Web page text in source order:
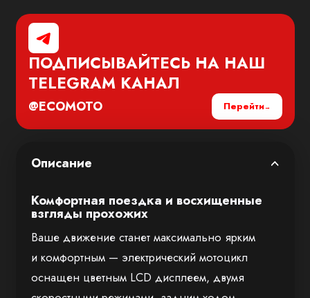
ПОДПИСЫВАЙТЕСЬ НА НАШ
TELEGRAMКАНАЛ
@ECOMOTO Перейти
Описание
Комфортная поездка и восхищенные
взгляды прохожих
Ваше движение станет максимально ярким
и комфортным — электрический мотоцикл
оснащен цветным LCD дисплеем, двумя